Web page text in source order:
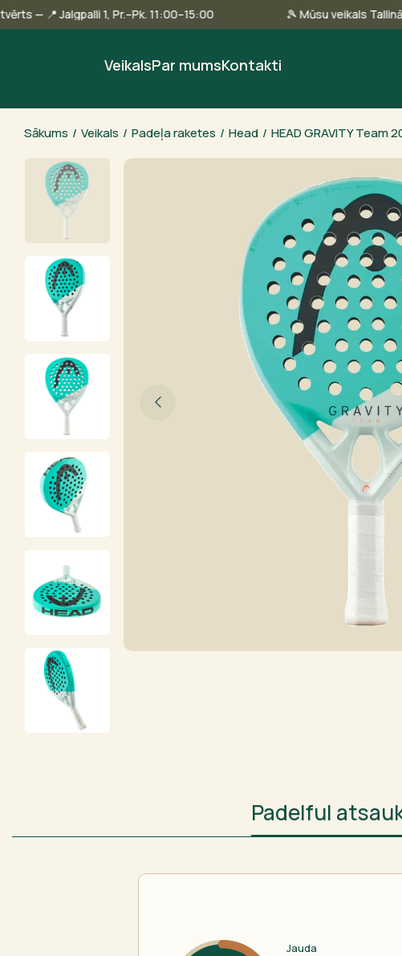
ir atvērts — 📍 Jalgpalli 1, Pr.–Pk. 11:00–15:00 🎾 Mūsu
VeikalsPar mumsKontakti
Sākums / Veikals / Padeļa raketes / Head / HEAD GRAVITY Team
Padelful
Jauda